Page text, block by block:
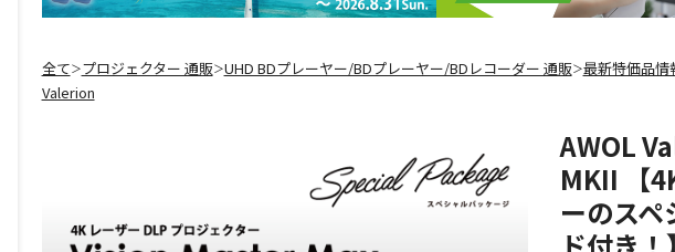
全て＞プロジェクター 通販＞UHD BDプレーヤー/BDプレーヤー/BDレコーダー 通販＞最新特価品情
Valerion
AWOL
MKII 【
ーのス